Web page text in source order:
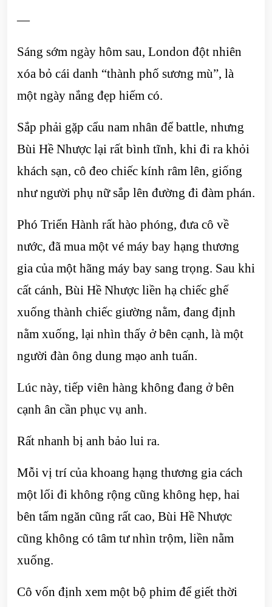
—
Sáng sớm ngày hôm sau, London đột nhiên
xóa bỏ cái danh “thành phố sương mù”, là
một ngày nắng đẹp hiếm có.
Sắp phải gặp cẩu nam nhân để battle, nhưng
Bùi Hề Nhược lại rất bình tĩnh, khi đi ra khỏi
khách sạn, cô đeo chiếc kính râm lên, giống
như người phụ nữ sắp lên đường đi đàm phán.
Phó Triển Hành rất hào phóng, đưa cô về
nước, đã mua một vé máy bay hạng thương
gia của một hãng máy bay sang trọng. Sau khi
cất cánh, Bùi Hề Nhược liền hạ chiếc ghế
xuống thành chiếc giường nằm, đang định
nằm xuống, lại nhìn thấy ở bên cạnh, là một
người đàn ông dung mạo anh tuấn.
Lúc này, tiếp viên hàng không đang ở bên
cạnh ân cần phục vụ anh.
Rất nhanh bị anh bảo lui ra.
Mỗi vị trí của khoang hạng thương gia cách
một lối đi không rộng cũng không hẹp, hai
bên tấm ngăn cũng rất cao, Bùi Hề Nhược
cũng không có tâm tư nhìn trộm, liền nằm
xuống.
Cô vốn định xem một bộ phim để giết thời